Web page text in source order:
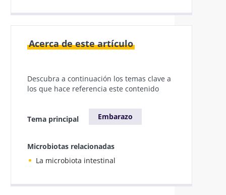
Acerca de este artículo
Descubra a continuación los temas clave a
los que hace referencia este contenido
Tema principal Embarazo
Microbiotas relacionadas
La microbiota intestinal